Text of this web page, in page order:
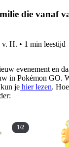
die vanaf
v. H. • 1 min leestijd
evenement en
in Pokémon GO.
je hier lezen.
1/2